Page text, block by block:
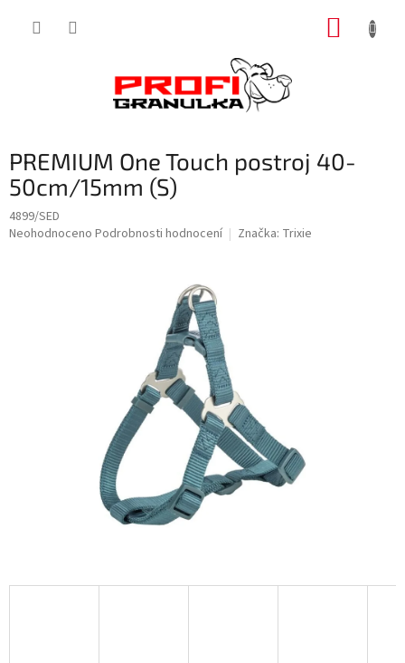
PREMIUM One Touch postroj 40-
50cm/15mm (S)
4899/SED
Průměrné
Neohodnoceno Podrobnosti hodnocení Značka: Trixie